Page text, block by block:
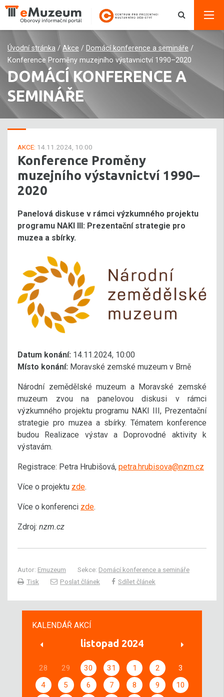
Úvodní stránka / Akce / Domácí konference a semináře /
Konference Proměny muzejního výstavnictví 1990–2020
DOMÁCÍ KONFERENCE A
SEMINÁŘE
AKCE: 14.11.2024, 10:00
Konference Proměny
muzejního výstavnictví 1990–
2020
Panelová diskuse v rámci výzkumného projektu
programu NAKI III: Prezentační strategie pro
muzea a sbírky.
Datum konání: 14.11.2024, 10:00
Místo konání: Moravské zemské muzeum v Brně
Národní zemědělské muzeum a Moravské zemské
muzeum zvou na panelovou diskusi v rámci
výzkumného projektu programu NAKI III, Prezentační
strategie pro muzea a sbírky. Tématem konference
budou Realizace výstav a Doprovodné aktivity k
výstavám.
Registrace: Petra Hrubišová, petra.hrubisova@nzm.cz
Více o projektu zde.
Více o konferenci zde.
Zdroj: nzm.cz
Autor: Emuzeum Sekce: Domácí konference a semináře
Tisk
Poslat článek Sdílet článek
KALENDÁŘ AKCÍ
listopad 2024
28 29 30 31 1 2
3
4
5 6 7 8 9
10